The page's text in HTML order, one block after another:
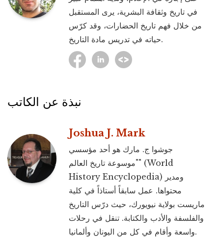
في تاريخ وثقافة البشرية، يرى المستقبل
من خلال فهم تاريخ الحضارات، وقد كرّس
حياته في تدريس مادة التاريخ.
نبذة عن الكاتب
Joshua J. Mark
جوشوا ج. مارك هو أحد مؤسسي
"موسوعة تاريخ العالم" (World
History Encyclopedia) ومدير
محتواها. عمل سابقاً أستاذاً في كلية
ماريست بولاية نيويورك، حيث درّس التاريخ
والفلسفة والأدب والكتابة. تنقل في رحلات
واسعة وأقام في كل من اليونان وألمانيا.